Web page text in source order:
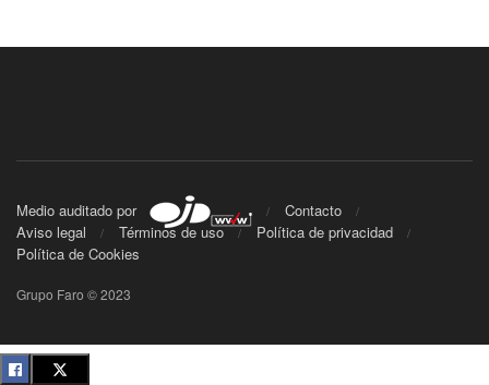
Medio auditado por
Contacto
Aviso legal
Términos de uso
Política de privacidad
Política de Cookies
Grupo Faro © 2023